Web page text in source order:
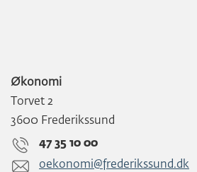
Økonomi
Torvet 2
3600 Frederikssund
47 35 10 00
oekonomi@frederikssund.dk